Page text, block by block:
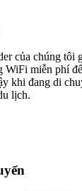
của chúng tôi
WiFi miễn phí
khi đang di
lịch.